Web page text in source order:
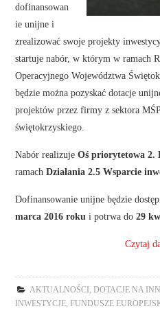
dofinansowan
ie unijne i
zrealizować swoje projekty
startuje nabór, w którym w ramach
Operacyjnego Województwa
będzie można pozyskać dotacje
projektów przez firmy z sektora
świętokrzyskiego.
Nabór realizujeOś priorytetowa 2.
ramachDziałania 2.5 Wsparcie
Dofinansowanie unijne będzie
marca 2016 roku i potrwa do29
Czytaj
AKTUALNOŚCI ,DOTACJE NA
INWESTYCJE, FUNDUSZE